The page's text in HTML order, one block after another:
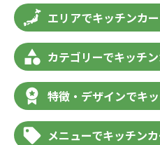
エリアでキッチンカ
カテゴリーでキッチ
特徴・デザインでキ
メニューでキッチン